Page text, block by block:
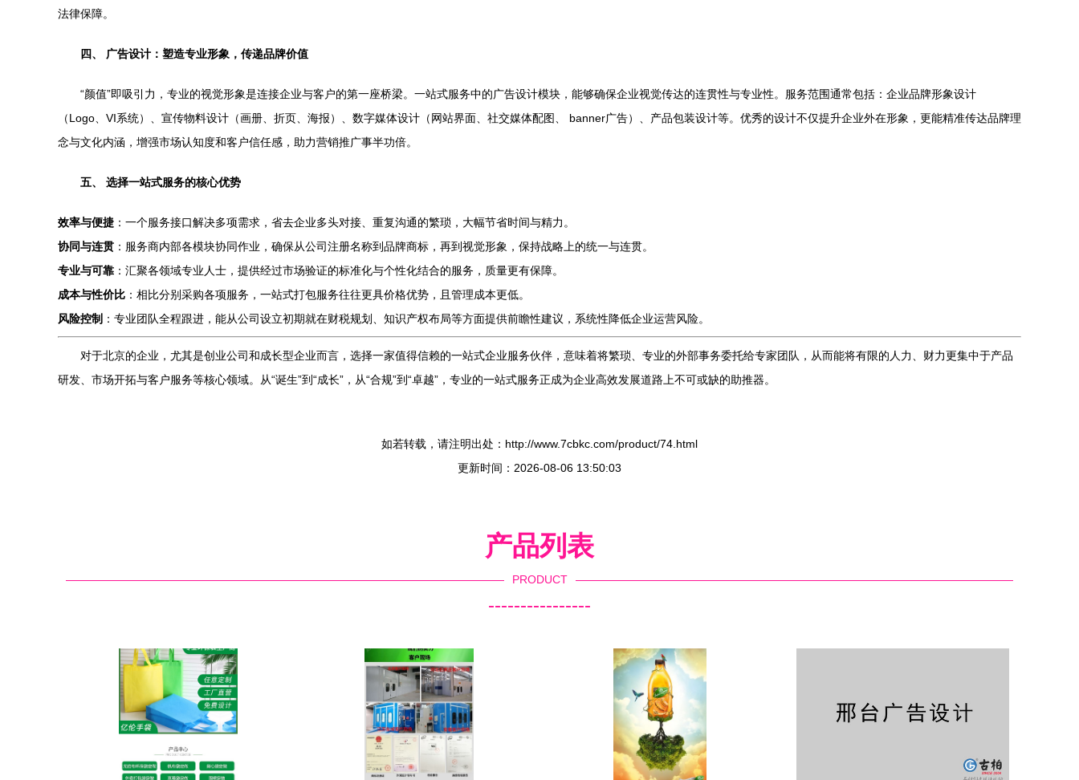
法律保障。
四、 广告设计：塑造专业形象，传递品牌价值
“颜值”即吸引力，专业的视觉形象是连接企业与客户的第一座桥梁。一站式服务中的广告设计模块，能够确保企业视觉传达的连贯性与专业性。服务范围通常包括：企业品牌形象设计
（Logo、VI系统）、宣传物料设计（画册、折页、海报）、数字媒体设计（网站界面、社交媒体配图、 banner广告）、产品包装设计等。优秀的设计不仅提升企业外在形象，更能精准传达品牌理
念与文化内涵，增强市场认知度和客户信任感，助力营销推广事半功倍。
五、 选择一站式服务的核心优势
效率与便捷 ：一个服务接口解决多项需求，省去企业多头对接、重复沟通的繁琐，大幅节省时间与精力。
协同与连贯 ：服务商内部各模块协同作业，确保从公司注册名称到品牌商标，再到视觉形象，保持战略上的统一与连贯。
专业与可靠 ：汇聚各领域专业人士，提供经过市场验证的标准化与个性化结合的服务，质量更有保障。
成本与性价比 ：相比分别采购各项服务，一站式打包服务往往更具价格优势，且管理成本更低。
风险控制 ：专业团队全程跟进，能从公司设立初期就在财税规划、知识产权布局等方面提供前瞻性建议，系统性降低企业运营风险。
对于北京的企业，尤其是创业公司和成长型企业而言，选择一家值得信赖的一站式企业服务伙伴，意味着将繁琐、专业的外部事务委托给专家团队，从而能将有限的人力、财力更集中于产品
研发、市场开拓与客户服务等核心领域。从“诞生”到“成长”，从“合规”到“卓越”，专业的一站式服务正成为企业高效发展道路上不可或缺的助推器。
如若转载，请注明出处：http://www.7cbkc.com/product/74.html
更新时间：2026-08-06 13:50:03
产品列表
PRODUCT
----------------